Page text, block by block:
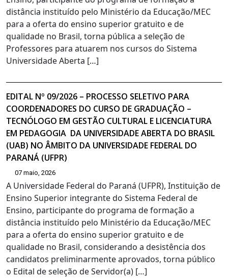
distância instituído pelo Ministério da Educação/MEC
para a oferta do ensino superior gratuito e de
qualidade no Brasil, torna pública a seleção de
Professores para atuarem nos cursos do Sistema
Universidade Aberta […]
EDITAL Nº 09/2026 – PROCESSO SELETIVO PARA
COORDENADORES DO CURSO DE GRADUAÇÃO –
TECNÓLOGO EM GESTÃO CULTURAL E LICENCIATURA
EM PEDAGOGIA DA UNIVERSIDADE ABERTA DO BRASIL
(UAB) NO ÂMBITO DA UNIVERSIDADE FEDERAL DO
PARANÁ (UFPR)
07 maio, 2026
A Universidade Federal do Paraná (UFPR), Instituição de
Ensino Superior integrante do Sistema Federal de
Ensino, participante do programa de formação a
distância instituído pelo Ministério da Educação/MEC
para a oferta do ensino superior gratuito e de
qualidade no Brasil, considerando a desistência dos
candidatos preliminarmente aprovados, torna público
o Edital de seleção de Servidor(a) […]